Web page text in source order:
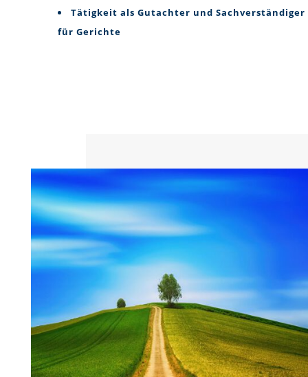
Tätigkeit als Gutachter und Sachverständiger
für Gerichte